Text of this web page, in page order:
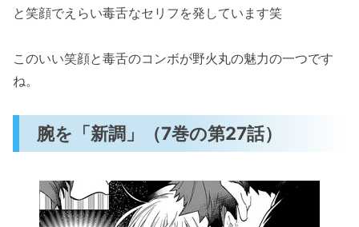
と笑顔でえらい毒舌なセリフを発しています笑
このいい笑顔と毒舌のコンボが野火丸の魅力の一つです
ね。
腕を「新調」（7巻の第27話）